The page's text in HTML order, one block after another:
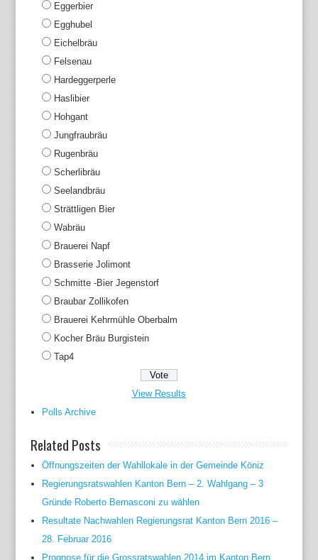
Eggerbier
Egghubel
Eichelbräu
Felsenau
Hardeggerperle
Haslibier
Hohgant
Jungfraubräu
Rugenbräu
Scherlibräu
Seelandbräu
Strättligen Bier
Wabräu
Brauerei Napf
Brasserie Jolimont
Schmitte -Bier Jegenstorf
Braubar Zollikofen
Brauerei Kehrmühle Oberbalm
Kocher Bräu Burgistein
Tap4
View Results
Polls Archive
Related Posts
Öffnungszeiten der Wahllokale in der Gemeinde Köniz
Regierungsratswahlen Kanton Bern – 2. Wahlgang – 3
Gründe Roberto Bernasconi zu wählen
Resultate Nachwahlen Regierungsrat Kanton Bern 2016 –
28. Februar 2016
Prognose für die Grossratswahlen 2014 im Kanton Bern